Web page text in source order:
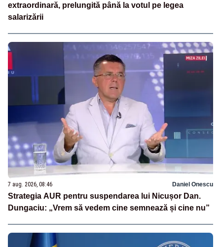
extraordinară, prelungită până la votul pe legea
salarizării
7 aug. 2026, 08:46 Daniel Onescu
Strategia AUR pentru suspendarea lui Nicușor Dan.
Dungaciu: „Vrem să vedem cine semnează și cine nu”